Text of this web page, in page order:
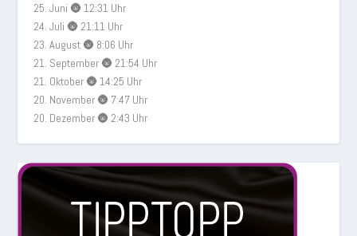
25. Juni 🌚 12:31 Uhr
24. Juli 🌚 21:11 Uhr
23. August 🌚 8:06 Uhr
21. September 🌚 21:54 Uhr
21. Oktober 🌚 14:25 Uhr
20. November 🌚 7:47 Uhr
20. Dezember 🌚 2:43 Uhr